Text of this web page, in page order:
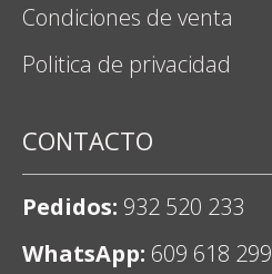
Condiciones de venta
Politica de privacidad
CONTACTO
Pedidos: 932 520 233
WhatsApp: 609 618 299